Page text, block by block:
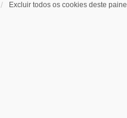
Excluir todos os cookies deste painel